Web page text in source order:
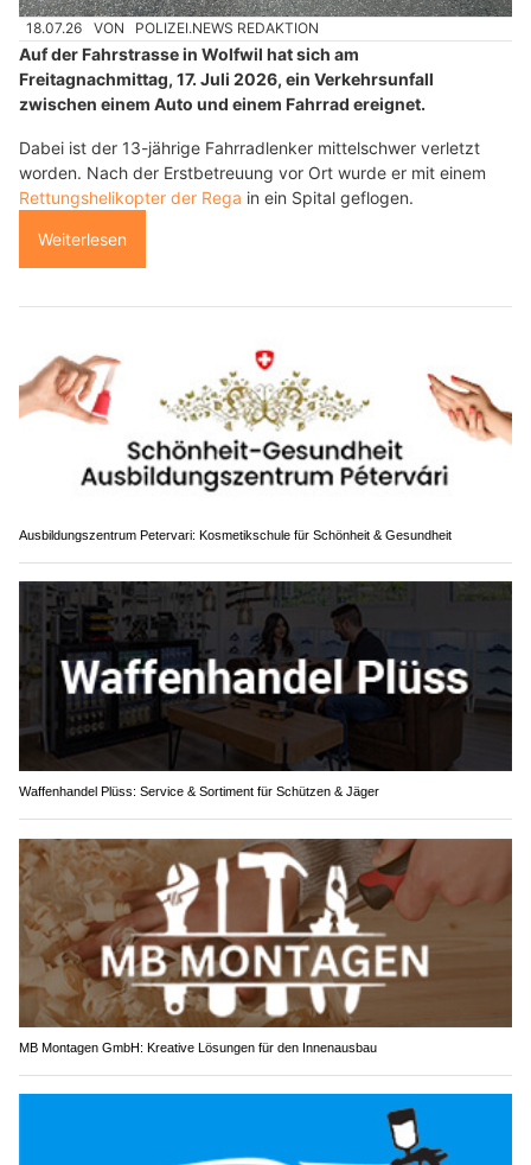
18.07.26 VON POLIZEI.NEWS REDAKTION
Auf der Fahrstrasse in Wolfwil hat sich am
Freitagnachmittag, 17. Juli 2026, ein Verkehrsunfall
zwischen einem Auto und einem Fahrrad ereignet.
Dabei ist der 13-jährige Fahrradlenker mittelschwer verletzt
worden. Nach der Erstbetreuung vor Ort wurde er mit einem
Rettungshelikopter der Rega in ein Spital geflogen.
Weiterlesen
Ausbildungszentrum Petervari: Kosmetikschule für Schönheit & Gesundheit
Waffenhandel Plüss: Service & Sortiment für Schützen & Jäger
MB Montagen GmbH: Kreative Lösungen für den Innenausbau